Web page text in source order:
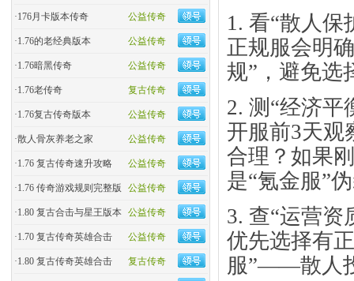
公益传奇
·176月卡版本传奇
公益传奇
·1.76的老经典版本
公益传奇
·1.76暗黑传奇
复古传奇
·1.76老传奇
公益传奇
·1.76复古传奇版本
公益传奇
·散人骨灰养老之家
公益传奇
·1.76 复古传奇速升攻略
公益传奇
·1.76 传奇游戏规则完整版
公益传奇
·1.80 复古合击与星王版本
公益传奇
·1.70 复古传奇英雄合击
复古传奇
·1.80 复古传奇英雄合击
1. 看“散人保
正规服会明
规”，避免选
2. 测“经济平
开服前3天观
合理？如果
是“氪金服”
3. 查“运营资
优先选择有
服”——散人